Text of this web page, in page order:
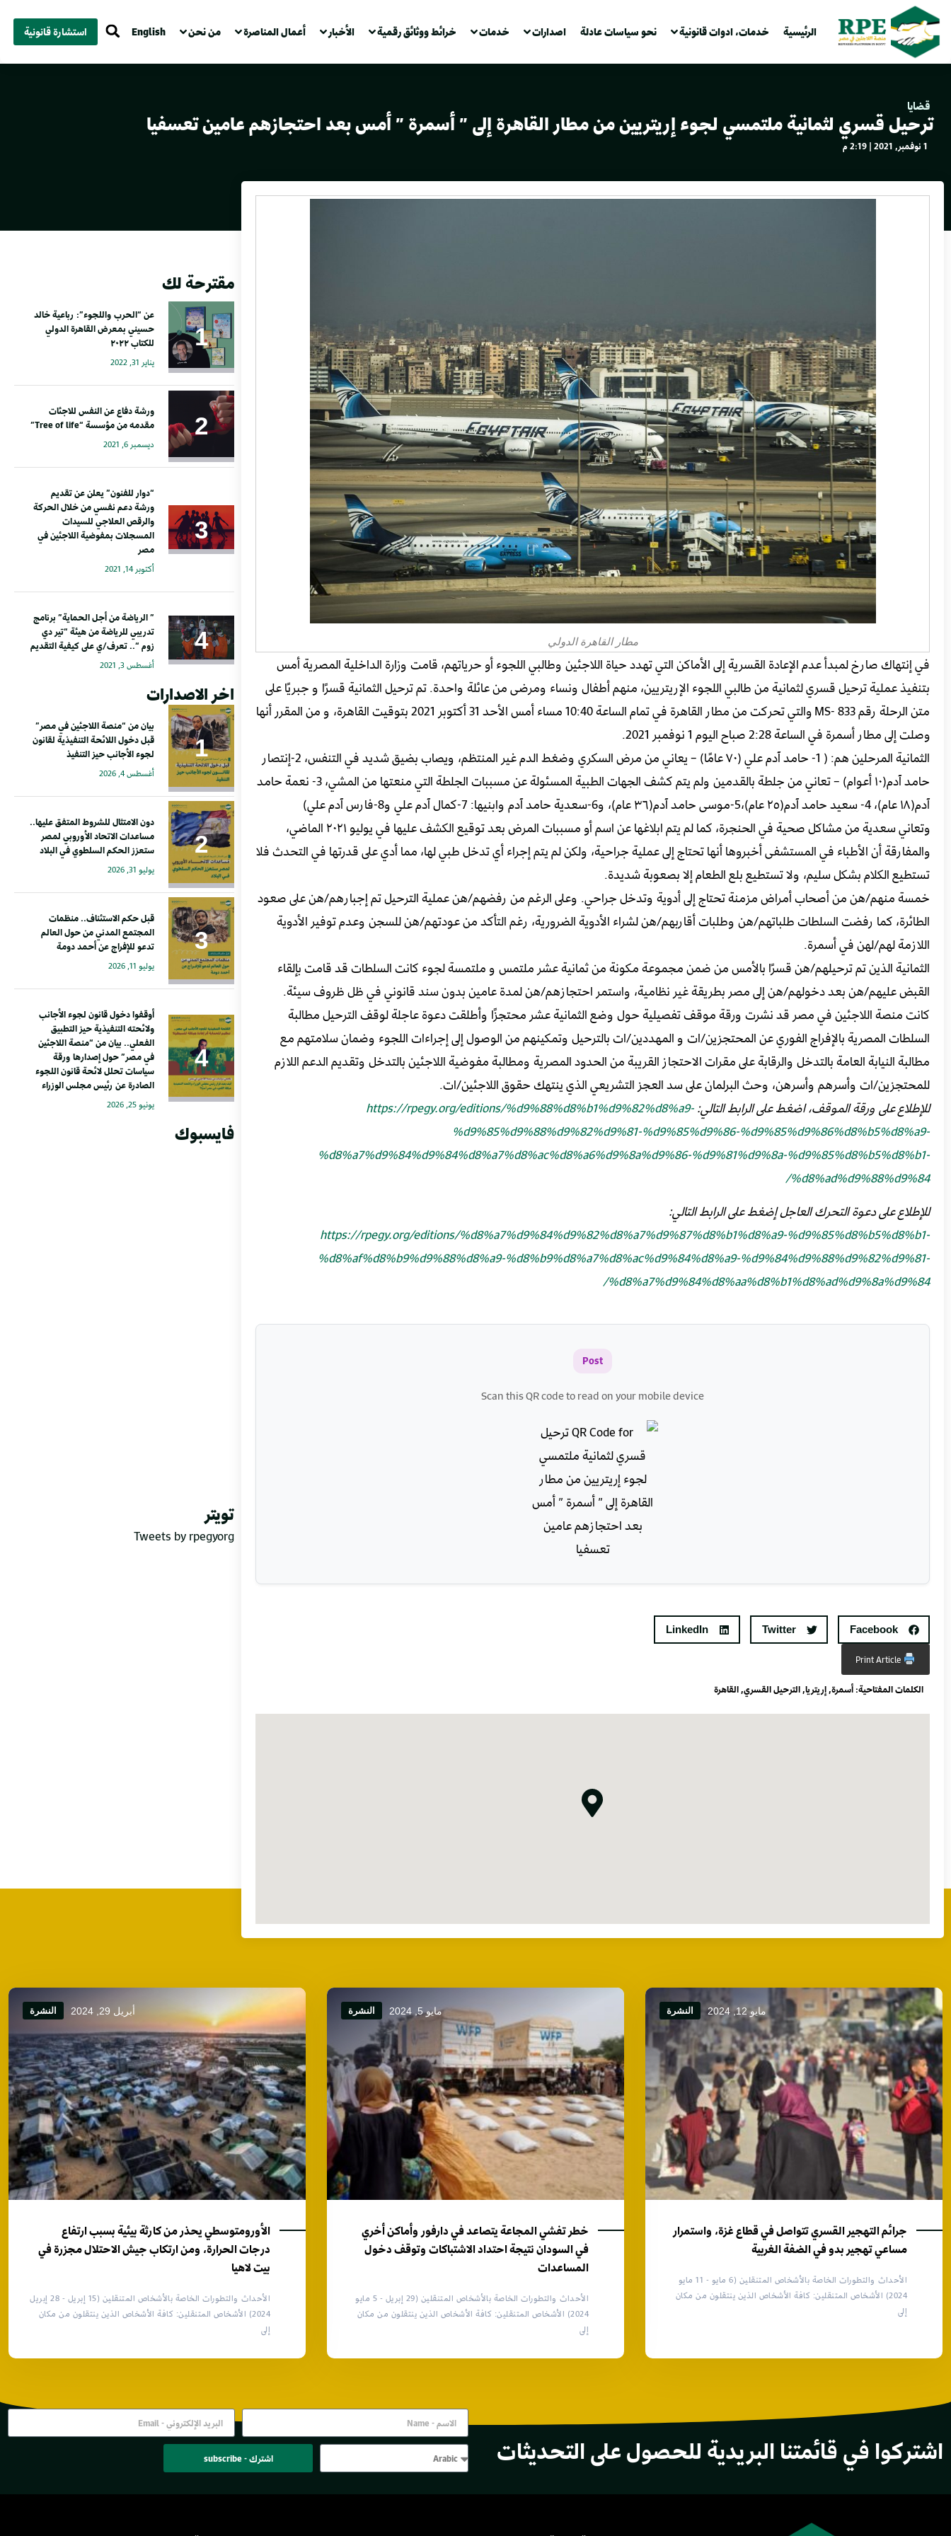
الرئيسية خدمات، ادوات قانونية نحو سياسات عادلة اصدارات خدمات خرائط ووثائق رقمية الأخبار أعمال المناصرة من نحن English استشارة قانونية
قضايا
ترحيل قسري لثمانية ملتمسي لجوء إريتريين من مطار القاهرة إلى ” أسمرة ” أمس بعد احتجازهم عامين تعسفيا
1 نوفمبر, 2021 | 2:19 م
مطار القاهرة الدولي
في إنتهاك صارخ لمبدأ عدم الإعادة القسرية إلى الأماكن التي تهدد حياة اللاجئين وطالبي اللجوء أو حرياتهم، قامت وزارة الداخلية المصرية أمس
بتنفيذ عملية ترحيل قسري لثمانية من طالبي اللجوء الإريتريين، منهم أطفال ونساء ومرضى من عائلة واحدة. تم ترحيل الثمانية قسرًا و جبريًا على
متن الرحلة رقم MS- 833 والتي تحركت من مطار القاهرة في تمام الساعة 10:40 مساء أمس الأحد 31 أكتوبر 2021 بتوقيت القاهرة، و من المقرر أنها
وصلت إلى مطار أسمرة في الساعة 2:28 صباح اليوم 1 نوفمبر 2021.
الثمانية المرحلين هم: ( 1- حامد آدم علي (٧٠ عامًا) – يعاني من مرض السكري وضغط الدم غير المنتظم، ويصاب بضيق شديد في التنفس، 2-إنتصار
حامد آدم(١٠ أعوام) – تعاني من جلطة بالقدمين ولم يتم كشف الجهات الطبية المسئولة عن مسببات الجلطة التي منعتها من المشي، 3- نعمة حامد
آدم(١٨ عام)، 4- سعيد حامد آدم(٢٥ عام)،5-موسى حامد آدم(٣٦ عام)، و6-سعدية حامد آدم وابنيها: 7-كمال آدم علي و8-فارس آدم علي)
وتعاني سعدية من مشاكل صحية في الحنجرة، كما لم يتم ابلاغها عن اسم أو مسببات المرض بعد توقيع الكشف عليها في يوليو ٢٠٢١ الماضي،
والمفارقة أن الأطباء في المستشفى أخبروها أنها تحتاج إلى عملية جراحية، ولكن لم يتم إجراء أي تدخل طبي لها، مما أدي على قدرتها في التحدث فلا
تستطيع الكلام بشكل سليم، ولا تستطيع بلع الطعام إلا بصعوبة شديدة.
خمسة منهم/هن من أصحاب أمراض مزمنة تحتاج إلى أدوية وتدخل جراحي. وعلى الرغم من رفضهم/هن عملية الترحيل تم إجبارهم/هن على صعود
الطائرة، كما رفضت السلطات طلباتهم/هن وطلبات أقاربهم/هن لشراء الأدوية الضرورية، رغم التأكد من عودتهم/هن للسجن وعدم توفير الأدوية
اللازمة لهم/لهن في أسمرة.
الثمانية الذين تم ترحيلهم/هن قسرًا بالأمس من ضمن مجموعة مكونة من ثمانية عشر ملتمس و ملتمسة لجوء كانت السلطات قد قامت بإلقاء
القبض عليهم/هن بعد دخولهم/هن إلى مصر بطريقة غير نظامية، واستمر احتجازهم/هن لمدة عامين بدون سند قانوني في ظل ظروف سيئة.
كانت منصة اللاجئين في مصر قد نشرت ورقة موقف تفصيلية حول وضع الثمانية عشر محتجزًا وأطلقت دعوة عاجلة لوقف الترحيل مطالبة
السلطات المصرية بالإفراج الفوري عن المحتجزين/ات و المهددين/ات بالترحيل وتمكينهم من الوصول إلى إجراءات اللجوء وضمان سلامتهم مع
مطالبة النيابة العامة بالتدخل والرقابة على مقرات الاحتجاز القريبة من الحدود المصرية ومطالبة مفوضية اللاجئين بالتدخل وتقديم الدعم اللازم
للمحتجزين/ات وأسرهم وأسرهن، وحث البرلمان على سد العجز التشريعي الذي ينتهك حقوق اللاجئين/ات.
للإطلاع على ورقة الموقف، اضغط على الرابط التالي:https://rpegy.org/editions/%d9%88%d8%b1%d9%82%d8%a9-
%d9%85%d9%88%d9%82%d9%81-%d9%85%d9%86-%d9%85%d9%86%d8%b5%d8%a9-
%d8%a7%d9%84%d9%84%d8%a7%d8%ac%d8%a6%d9%8a%d9%86-%d9%81%d9%8a-%d9%85%d8%b5%d8%b1-
%d8%ad%d9%88%d9%84/
للإطلاع على دعوة التحرك العاجل إضغط على الرابط التالي:
https://rpegy.org/editions/%d8%a7%d9%84%d9%82%d8%a7%d9%87%d8%b1%d8%a9-%d9%85%d8%b5%d8%b1-
%d8%af%d8%b9%d9%88%d8%a9-%d8%b9%d8%a7%d8%ac%d9%84%d8%a9-%d9%84%d9%88%d9%82%d9%81-
%d8%a7%d9%84%d8%aa%d8%b1%d8%ad%d9%8a%d9%84/
Post
Scan this QR code to read on your mobile device
Facebook
Twitter
LinkedIn
Print Article
الكلمات المفتاحية:أسمرة,إريتريا,الترحيل القسري,القاهرة
مقترحة لك
عن “الحرب واللجوء”: رباعية خالد
حسيني بمعرض القاهرة الدولي
للكتاب ٢٠٢٢
يناير 31, 2022
ورشة دفاع عن النفس للاجئات
مقدمه من مؤسسة “Tree of life”
ديسمبر 6, 2021
“دوار للفنون” يعلن عن تقديم
ورشة دعم نفسي من خلال الحركة
والرقص العلاجي للسيدات
المسجلات بمفوضية اللاجئين في
مصر
أكتوبر 14, 2021
” الرياضة من أجل الحماية” برنامج
تدريبي للرياضة من هيئة “تير دي
زوم “.. تعرف/ي على كيفية التقديم
أغسطس 3, 2021
اخر الاصدارات
بيان من “منصة اللاجئين في مصر”
قبل دخول اللائحة التنفيذية لقانون
لجوء الأجانب حيز التنفيذ
أغسطس 4, 2026
دون الامتثال للشروط المتفق عليها..
مساعدات الاتحاد الأوروبي لمصر
ستعزز الحكم السلطوي في البلاد
يوليو 31, 2026
قبل حكم الاستئناف.. منظمات
المجتمع المدني من حول العالم
تدعو للإفراج عن أحمد دومة
يوليو 11, 2026
أوقفوا دخول قانون لجوء الأجانب
ولائحته التنفيذية حيز التطبيق
الفعلي.. بيان من “منصة اللاجئين
في مصر” حول إصدارها ورقة
سياسات تحلل لائحة قانون اللجوء
الصادرة عن رئيس مجلس الوزراء
يونيو 25, 2026
فايسبوك
تويتر
Tweets by rpegyorg
مايو 12, 2024 النشرة
جرائم التهجير القسري تتواصل في قطاع غزة، واستمرار
مساعي تهجير بدو في الضفة الغربية
الأحداث والتطورات الخاصة بالأشخاص المتنقلين (6 مايو - 11 مايو
2024) الأشخاص المتنقلين: كافة الأشخاص الذين ينتقلون من مكان
إلى
مايو 5, 2024 النشرة
خطر تفشي المجاعة يتصاعد في دارفور وأماكن أخري
في السودان نتيجة احتداد الاشتباكات وتوقف دخول
المساعدات
الأحداث والتطورات الخاصة بالأشخاص المتنقلين (29 إبريل - 5 مايو
2024) الأشخاص المتنقلين: كافة الأشخاص الذين ينتقلون من مكان
إلى
أبريل 29, 2024 النشرة
الأورومتوسطي يحذر من كارثة بيئية بسبب ارتفاع
درجات الحرارة، ومن ارتكاب جيش الاحتلال مجزرة في
بيت لاهيا
الأحداث والتطورات الخاصة بالأشخاص المتنقلين (15 إبريل - 28 إبريل
2024) الأشخاص المتنقلين: كافة الأشخاص الذين ينتقلون من مكان
إلى
اشتركوا في قائمتنا البريدية للحصول على التحديثات اشترك - subscribe